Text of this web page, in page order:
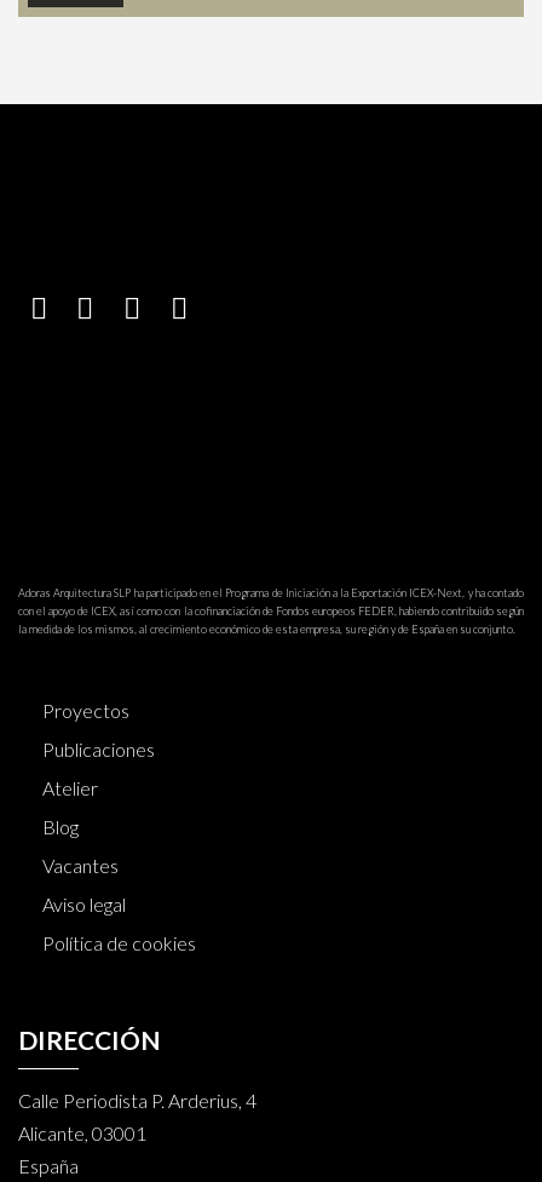
Adoras Arquitectura SLP ha participado en el Programa de Iniciación a la Exportación ICEX-Next, y ha contado
con el apoyo de ICEX, así como con la cofinanciación de Fondos europeos FEDER, habiendo contribuido según
la medida de los mismos, al crecimiento económico de esta empresa, su región y de España en su conjunto.
Proyectos
Publicaciones
Atelier
Blog
Vacantes
Aviso legal
Política de cookies
DIRECCIÓN
Calle Periodista P. Arderius, 4
Alicante, 03001
España